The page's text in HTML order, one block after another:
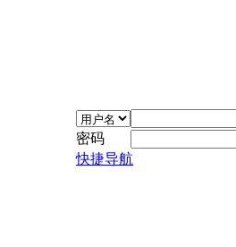
密码
快捷导航